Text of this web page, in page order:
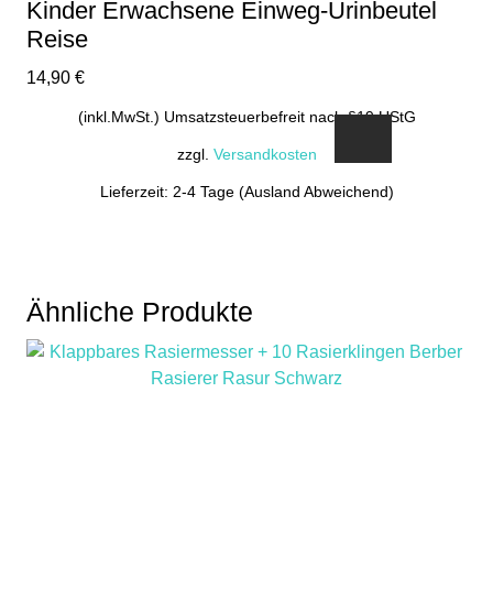
Kinder Erwachsene Einweg-Urinbeutel
Reise
14,90 €
(inkl.MwSt.) Umsatzsteuerbefreit nach §19 UStG
zzgl. Versandkosten
Lieferzeit: 2-4 Tage (Ausland Abweichend)
Ähnliche Produkte